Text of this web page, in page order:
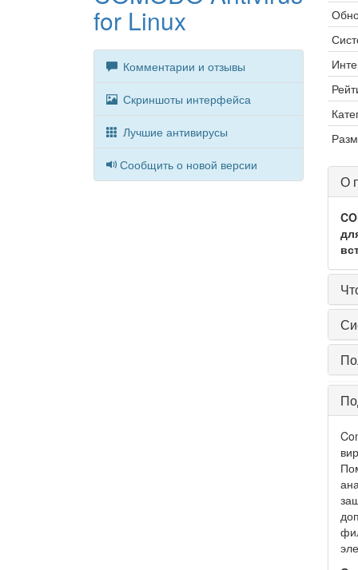
Комментарии и отзывы
Скриншоты интерфейса
Лучшие антивирусы
Сообщить о новой версии
О